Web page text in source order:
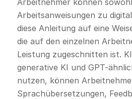
Arbeitsanweisungen zu
diese Anleitung auf eine
die auf den einzelnen
Leistung zugeschnitten ist.
generative KI und GPT-
nutzen, können
Sprachübersetzungen,